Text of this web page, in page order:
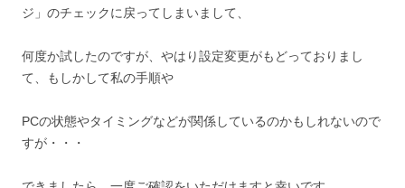
ジ」のチェックに戻ってしまいまして、
何度か試したのですが、やはり設定変更がもどっておりまし
て、もしかして私の手順や
PCの状態やタイミングなどが関係しているのかもしれないので
すが・・・